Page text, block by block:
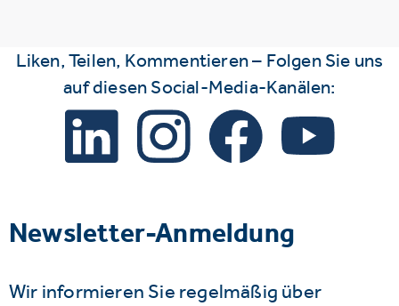
Liken, Teilen, Kommentieren – Folgen Sie uns
auf diesen Social-Media-Kanälen:
Newsletter-Anmeldung
Wir informieren Sie regelmäßig über